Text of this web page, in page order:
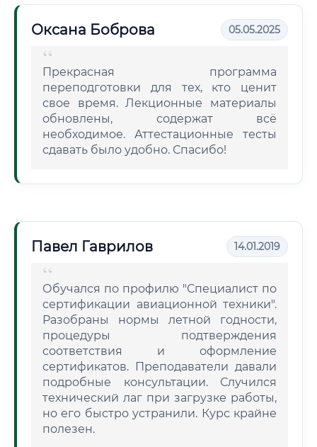
Оксана Боброва 05.05.2025
Прекрасная программа
переподготовки для тех, кто ценит
свое время. Лекционные материалы
обновлены, содержат всё
необходимое. Аттестационные тесты
сдавать было удобно. Спасибо!
Павел Гаврилов 14.01.2019
Обучался по профилю "Специалист по
сертификации авиационной техники".
Разобраны нормы летной годности,
процедуры подтверждения
соответствия и оформление
сертификатов. Преподаватели давали
подробные консультации. Случился
технический лаг при загрузке работы,
но его быстро устранили. Курс крайне
полезен.